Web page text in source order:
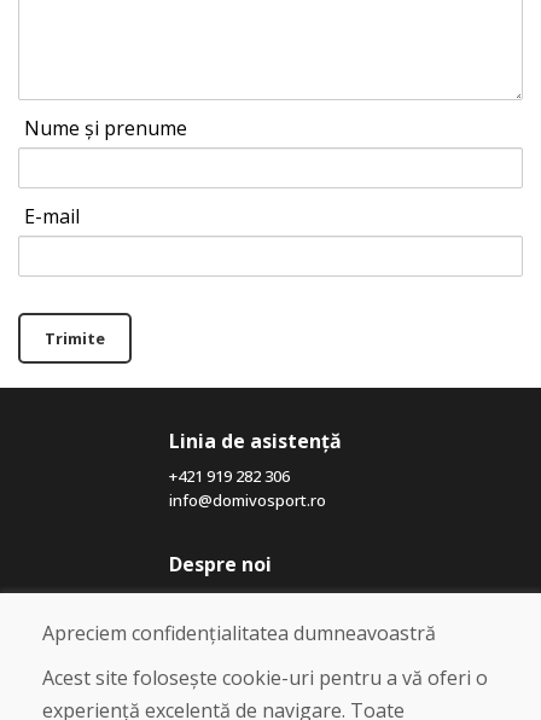
Nume și prenume
E-mail
Trimite
Linia de asistență
+421 919 282 306
info@domivosport.ro
Despre noi
Blog
Despre noi
Magazin
Contact
Apreciem confidențialitatea dumneavoastră
Acest site folosește cookie-uri pentru a vă oferi o
experiență excelentă de navigare. Toate